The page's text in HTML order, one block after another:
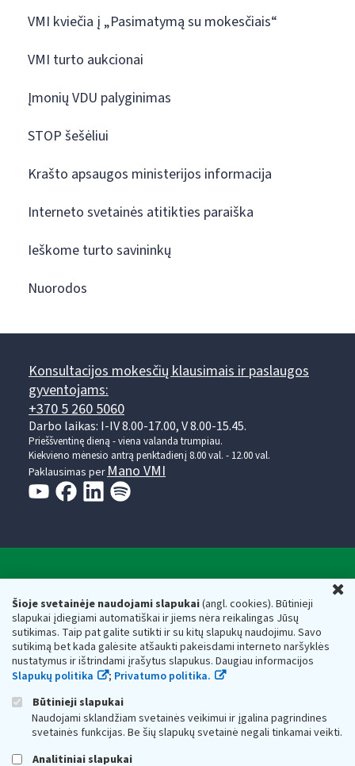
Šioje svetainėje naudojami slapukai(angl. cookies). Būtinieji
slapukai įdiegiami automatiškai ir jiems nėra reikalingas Jūsų
sutikimas. Taip pat galite sutikti ir su kitų slapukų naudojimu. Savo
sutikimą bet kada galėsite atšaukti pakeisdami interneto naršyklės
nustatymus ir ištrindami įrašytus slapukus. Daugiau informacijos
Slapukų politika
; Privatumo politika.
Būtinieji slapukai
Naudojami sklandžiam svetainės veikimui ir įgalina pagrindines
svetainės funkcijas. Be šių slapukų svetainė negali tinkamai veikti.
Analitiniai slapukai
VMI kviečia į „Pasimatymą su mokesčiais“
VMI turto aukcionai
Įmonių VDU palyginimas
STOP šešėliui
Krašto apsaugos ministerijos informacija
Interneto svetainės atitikties paraiška
Ieškome turto savininkų
Nuorodos
Konsultacijos mokesčių klausimais ir paslaugos
gyventojams:
+370 5 260 5060
Darbo laikas: I-IV 8.00-17.00, V 8.00-15.45.
Prieššventinę dieną - viena valanda trumpiau.
Kiekvieno mėnesio antrą penktadienį 8.00 val. - 12.00 val.
Paklausimas perMano VMI
Valstybinė mokesčių inspekcija prie Lietuvos
Respublikos finansų ministerijos
Biudžetinė įstaiga. Juridinio asmens kodas — 188659752,
adresas: Vasario 16-osios g. 14, 01107 Vilnius, Lietuva, el.paštas:
vmi@vmi.lt , E. pristatymo dėžutės adresas 188659752
Duomenys apie Valstybinę mokesčių inspekciją prie Lietuvos
Respublikos finansų ministerijos kaupiami ir saugomi Juridinių